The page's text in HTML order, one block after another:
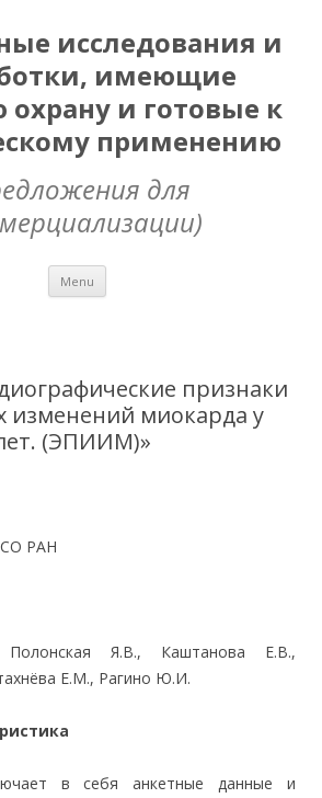
исследования и
имеющие
охрану и готовые к
применению
для
Menu Skip
content
признаки
изменений миокарда у
(ЭПИИМ)»
РАН
Я.В., Каштанова Е.В.,
Е.М., Рагино Ю.И.
в себя анкетные данные и